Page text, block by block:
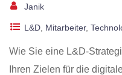
Janik
L&D Mitarbeiter,
Wie Sie eine L&D-
Ihren Zielen für die